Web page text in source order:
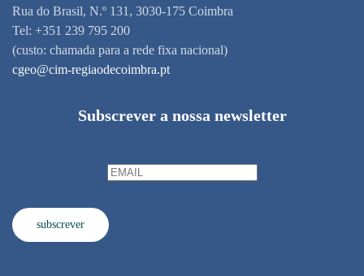
Rua do Brasil, N.º 131, 3030-175 Coimbra
Tel: +351 239 795 200
(custo: chamada para a rede fixa nacional)
cgeo@cim-regiaodecoimbra.pt
Subscrever a nossa newsletter
subscrever